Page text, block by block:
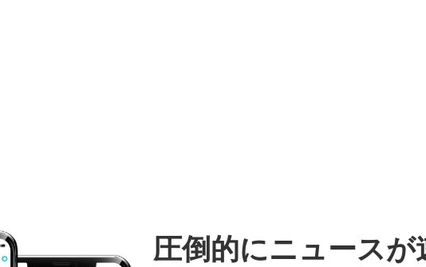
圧倒的にニュースが